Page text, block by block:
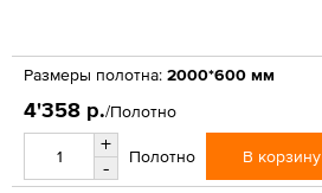
Размеры полотна: 2000*600 мм
4'358 р./Полотно
+
-
Полотно В корзину